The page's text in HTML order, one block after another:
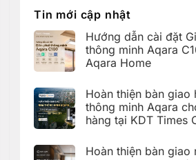
Văn
Giang,
Hưng
Yên
hợp
Apple
cho
khách
hàng
tại
tra
cứu
lỗi
trên
ứng
dụng
(Aqara
Home
Error
Code)
Tin mới cập nhật
Hướng dẫn cài đặt
thông minh Aqara
Aqara Home
bình
luận
ở
Hướng
đặt
Giàn
Hoàn thiện bàn giao
thông minh Aqara
hàng tại KDT Times
bình
Hoàn thiện bàn giao